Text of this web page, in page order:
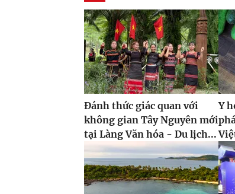
Đánh thức giác quan với
không gian Tây Nguyên mới
tại Làng Văn hóa - Du lịch...
Y